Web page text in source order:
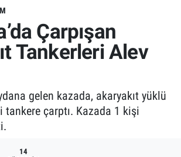
Çarpışan
Tankerleri Alev
gelen kazada, akaryakıt yüklü
tankere çarptı. Kazada 1 kişi
14